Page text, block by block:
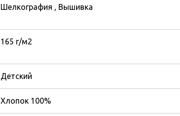
Шелкография , Вышивка
165 г/м2
Детский
Хлопок 100%